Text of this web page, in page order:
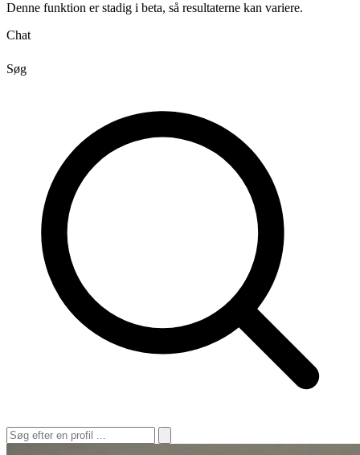
Denne funktion er stadig i beta, så resultaterne kan variere.
Chat
Søg